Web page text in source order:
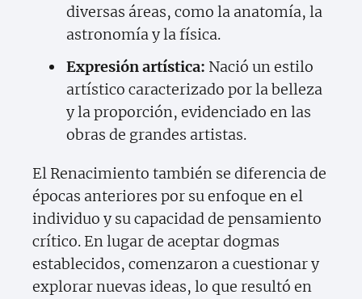
diversas áreas, como la anatomía, la
astronomía y la física.
Expresión artística: Nació un estilo
artístico caracterizado por la belleza
y la proporción, evidenciado en las
obras de grandes artistas.
El Renacimiento también se diferencia de
épocas anteriores por su enfoque en el
individuo y su capacidad de pensamiento
crítico. En lugar de aceptar dogmas
establecidos, comenzaron a cuestionar y
explorar nuevas ideas, lo que resultó en